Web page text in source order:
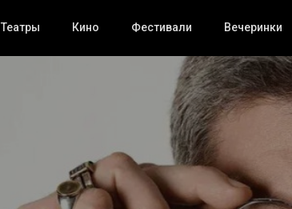
Театры Кино Фестивали Вечеринки